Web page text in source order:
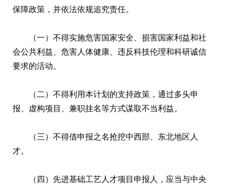
保障政策，并依法依规追究责任。
（一）不得实施危害国家安全、损害国家利益和社
会公共利益、危害人体健康、违反科技伦理和科研诚信
要求的活动。
（二）不得利用本计划的支持政策，通过多头申
报、虚构项目、兼职挂名等方式谋取不当利益。
（三）不得借申报之名抢挖中西部、东北地区人
才。
（四）先进基础工艺人才项目申报人，应当与中央